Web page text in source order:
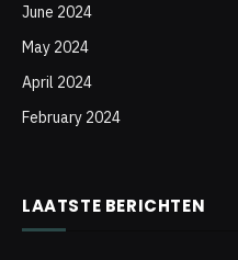
June 2024
May 2024
April 2024
February 2024
LAATSTE BERICHTEN